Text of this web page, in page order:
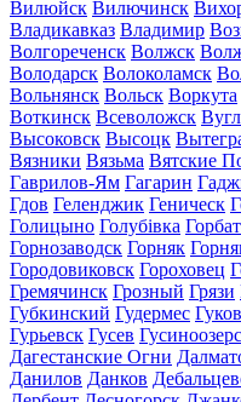
Вилюйск Вилючинск
Владикавказ Владимир
Волгореченск Волжск
Володарск Волоколамск
Вольнянск Вольск Воркута
Воткинск Всеволожск
Высоковск Высоцк
Вязники Вязьма Вятские
Гаврилов-Ям Гагарин
Гдов Геленджик Геническ
Голицыно Голубівка
Горнозаводск Горняк
Городовиковск Гороховец
Гремячинск Грозный Грязи
Губкинский Гудермес
Гурьевск Гусев
Дагестанские Огни
Данилов Данков